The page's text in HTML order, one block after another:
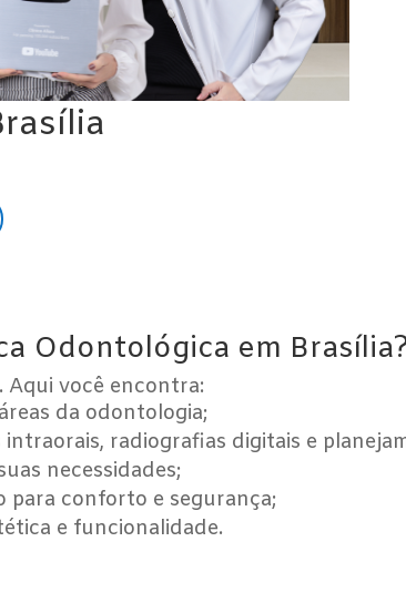
Odontológica em
Aqui você encontra:
da odontologia;
radiografias digitais e
necessidades;
para conforto e segurança;
e funcionalidade.